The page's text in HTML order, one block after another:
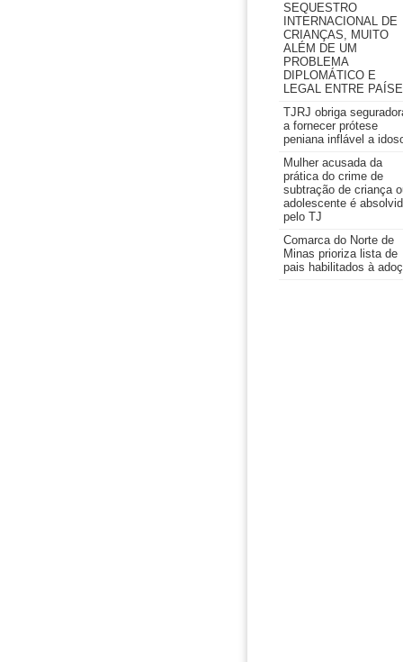
SEQUESTRO
INTERNACIONAL DE
CRIANÇAS, MUITO
ALÉM DE UM
PROBLEMA
DIPLOMÁTICO E
LEGAL ENTRE
TJRJ obriga
a fornecer prótese
peniana inflável a
Mulher acusada da
prática do crime de
subtração de criança
adolescente é
pelo TJ
Comarca do Norte de
Minas prioriza lista de
pais habilitados à